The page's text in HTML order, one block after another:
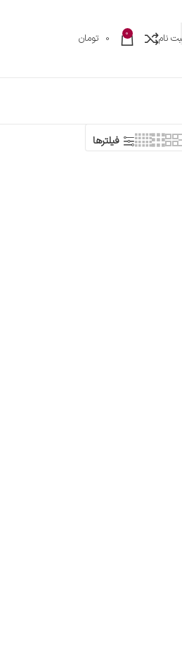
نام 0
0 تومان
فیلترها